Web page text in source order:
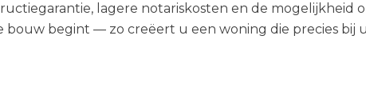
lagere notariskosten en de mogelijkheid
bouw begint — zo creëert u een woning die precies bij